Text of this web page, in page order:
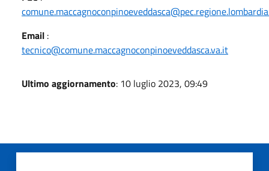
Email :
tecnico@comune.maccagnoconpinoeveddasca.va.it
Ultimo aggiornamento: 10 luglio 2023, 09:49